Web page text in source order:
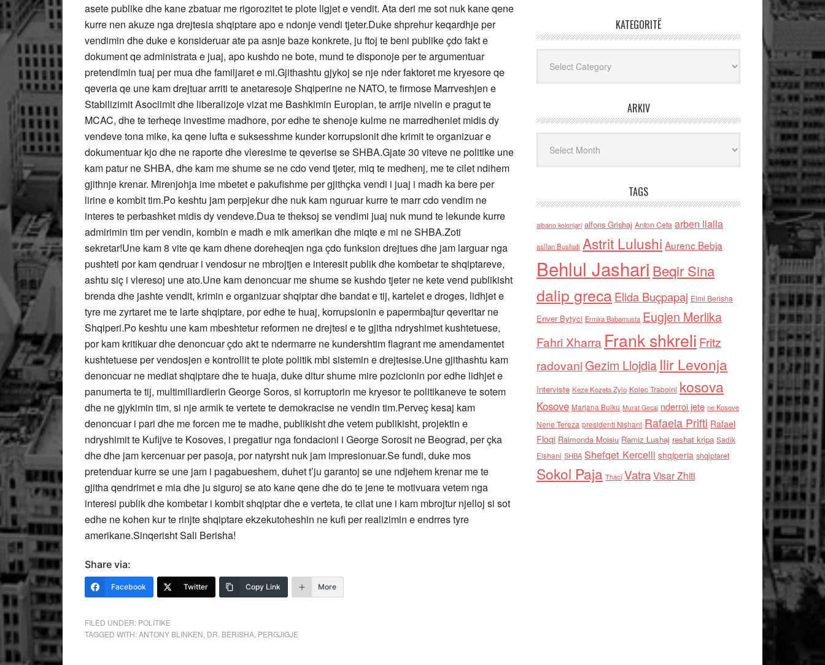
asete publike dhe kane zbatuar me rigorozitet te plote ligjet e vendit. Ata deri me sot nuk kane qene
kurre nen akuze nga drejtesia shqiptare apo e ndonje vendi tjeter.Duke shprehur keqardhje per
vendimin dhe duke e konsideruar ate pa asnje baze konkrete, ju ftoj te beni publike çdo fakt e
dokument qe administrata e juaj, apo kushdo ne bote, mund te disponoje per te argumentuar
pretendimin tuaj per mua dhe familjaret e mi.Gjithashtu gjykoj se nje nder faktoret me kryesore qe
qeveria qe une kam drejtuar arriti te anetaresoje Shqiperine ne NATO, te firmose Marrveshjen e
Stabilizimit Asociimit dhe liberalizoje vizat me Bashkimin Europian, te arrije nivelin e pragut te
MCAC, dhe te terheqe investime madhore, por edhe te shenoje kulme ne marredheniet midis dy
vendeve tona mike, ka qene lufta e suksesshme kunder korrupsionit dhe krimit te organizuar e
dokumentuar kjo dhe ne raporte dhe vleresime te qeverise se SHBA.Gjate 30 viteve ne politike une
kam patur ne SHBA, dhe kam me shume se ne cdo vend tjeter, miq te medhenj, me te cilet ndihem
gjithnje krenar. Mirenjohja ime mbetet e pakufishme per gjithçka vendi i juaj i madh ka bere per
lirine e kombit tim.Po keshtu jam perpjekur dhe nuk kam nguruar kurre te marr cdo vendim ne
interes te perbashket midis dy vendeve.Dua te theksoj se vendimi juaj nuk mund te lekunde kurre
admirimin tim per vendin, kombin e madh e mik amerikan dhe miqte e mi ne SHBA.Zoti
sekretar!Une kam 8 vite qe kam dhene doreheqjen nga çdo funksion drejtues dhe jam larguar nga
pushteti por kam qendruar i vendosur ne mbrojtjen e interesit publik dhe kombetar te shqiptareve,
ashtu siç i vleresoj une ato.Une kam denoncuar me shume se kushdo tjeter ne kete vend publikisht
brenda dhe jashte vendit, krimin e organizuar shqiptar dhe bandat e tij, kartelet e droges, lidhjet e
tyre me zyrtaret me te larte shqiptare, por edhe te huaj, korrupsionin e papermbajtur qeveritar ne
Shqiperi.Po keshtu une kam mbeshtetur reformen ne drejtesi e te gjitha ndryshimet kushtetuese,
por kam kritikuar dhe denoncuar çdo akt te ndermarre ne kundershtim flagrant me amendamentet
kushtetuese per vendosjen e kontrollit te plote politik mbi sistemin e drejtesise.Une gjithashtu kam
denoncuar ne mediat shqiptare dhe te huaja, duke ditur shume mire pozicionin por edhe lidhjet e
panumerta te tij, multimiliardierin George Soros, si korruptorin me kryesor te politikaneve te sotem
dhe ne gjykimin tim, si nje armik te vertete te demokracise ne vendin tim.Perveç kesaj kam
denoncuar i pari dhe me forcen me te madhe, publikisht dhe vetem publikisht, projektin e
ndryshimit te Kufijve te Kosoves, i pregatiur nga fondacioni i George Sorosit ne Beograd, per çka
dhe dhe jam kercenuar per pasoja, por natyrsht nuk jam impresionuar.Se fundi, duke mos
pretenduar kurre se une jam i pagabueshem, duhet t’ju garantoj se une ndjehem krenar me te
gjitha qendrimet e mia dhe ju siguroj se ato kane qene dhe do te jene te motivuara vetem nga
interesi publik dhe kombetar i kombit shqiptar dhe e verteta, te cilat une i kam mbrojtur njelloj si sot
edhe ne kohen kur te rinjte shqiptare ekzekutoheshin ne kufi per realizimin e endrres tyre
amerikane.Sinqerisht Sali Berisha!
Share via:
Facebook Twitter Copy Link More
FILED UNDER: POLITIKE
TAGGED WITH:ANTONY BLINKEN DR. BERISHA PERGJIGJE
KATEGORITË
ARKIV
TAGS
albano kolonjari alfons Grishaj Anton Cefa arben llalla
asllan Bushati Astrit Lulushi Aurenc Bebja
Behlul Jashari Beqir Sina
dalip grecaElida Buçpapaj Elmi Berisha
Enver Bytyci Ermira Babamusta Eugjen Merlika
Fahri Xharra Frank shkreli Fritz
radovaniGezim Llojdia Ilir Levonja
Interviste Keze Kozeta Zylo Kolec Traboini kosova
Kosove Marjana Bulku Murat Gecaj nderroi jete ne Kosove
Nene Tereza presidenti Nishani Rafaela Prifti Rafael
Floqi Raimonda Moisiu Ramiz Lushaj reshat kripa Sadik
Elshani SHBA Shefqet Kercelli shqiperia shqiptaret
Sokol Paja Thaci VatraVisar Zhiti